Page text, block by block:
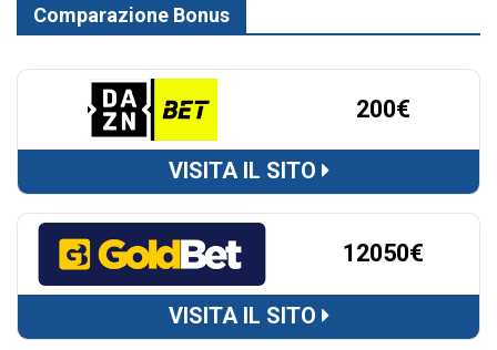
Comparazione Bonus
200€
VISITA IL SITO
12050€
VISITA IL SITO